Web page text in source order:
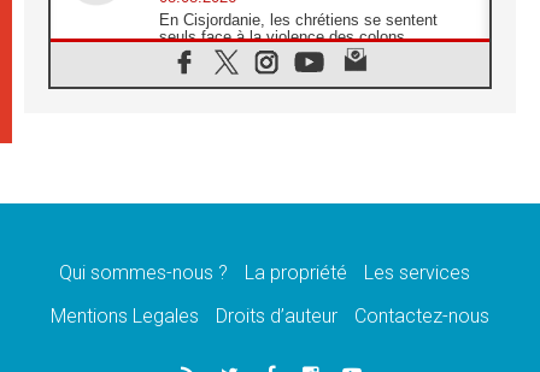
En Cisjordanie, les chrétiens se sentent
seuls face à la violence des colons
08.08.2026
Léon XIV au sanctuaire de Notre Dame du
08.08.2026
08.08.2026
catholiques
Qui sommes-nous ? La propriété
Les services
Mentions Legales
Droits d’auteur Contactez-nous